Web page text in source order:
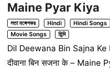
Maine Pyar Kiya
লতা মঙ্গেশকর Hindi Hindi Songs
Movie Songs
হিন্দি
Dil Deewana Bin Sajna Ke
दीवाना बिन सजना के – Maine